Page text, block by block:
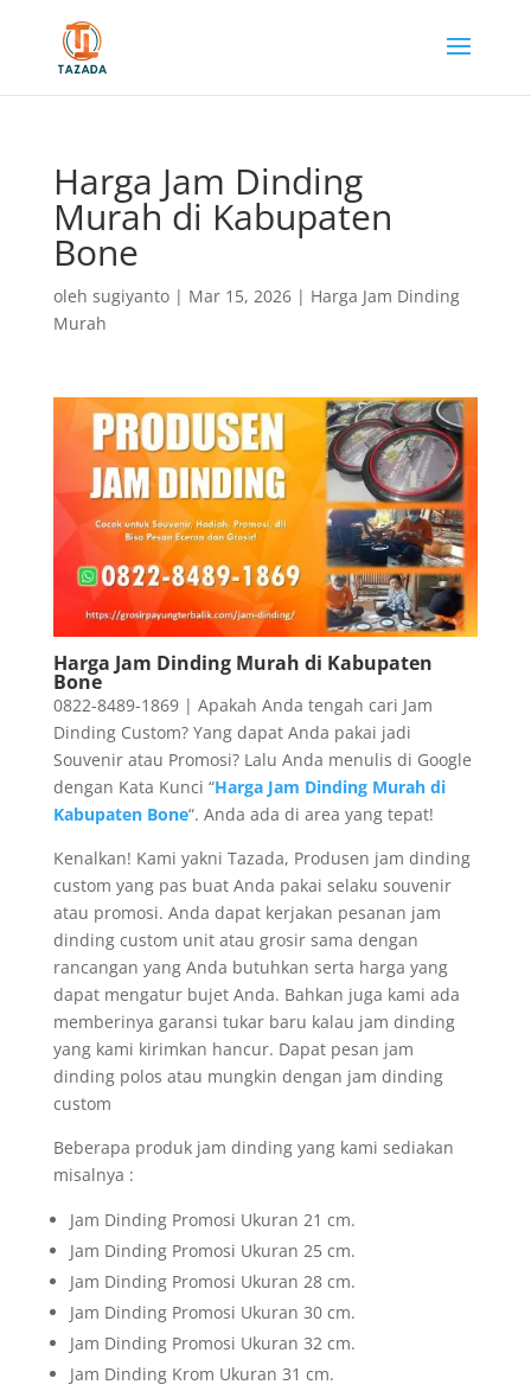
Harga Jam Dinding
Murah di Kabupaten
Bone
oleh sugiyanto| Mar 15, 2026| Harga Jam Dinding
Murah
Harga Jam Dinding Murah di Kabupaten
Bone
0822-8489-1869 | Apakah Anda tengah cari Jam
Dinding Custom? Yang dapat Anda pakai jadi
Souvenir atau Promosi? Lalu Anda menulis di Google
dengan Kata Kunci “Harga Jam Dinding Murah di
Kabupaten Bone“. Anda ada di area yang tepat!
Kenalkan! Kami yakni Tazada, Produsen jam dinding
custom yang pas buat Anda pakai selaku souvenir
atau promosi. Anda dapat kerjakan pesanan jam
dinding custom unit atau grosir sama dengan
rancangan yang Anda butuhkan serta harga yang
dapat mengatur bujet Anda. Bahkan juga kami ada
memberinya garansi tukar baru kalau jam dinding
yang kami kirimkan hancur. Dapat pesan jam
dinding polos atau mungkin dengan jam dinding
custom
Beberapa produk jam dinding yang kami sediakan
misalnya :
Jam Dinding Promosi Ukuran 21 cm.
Jam Dinding Promosi Ukuran 25 cm.
Jam Dinding Promosi Ukuran 28 cm.
Jam Dinding Promosi Ukuran 30 cm.
Jam Dinding Promosi Ukuran 32 cm.
Jam Dinding Krom Ukuran 31 cm.